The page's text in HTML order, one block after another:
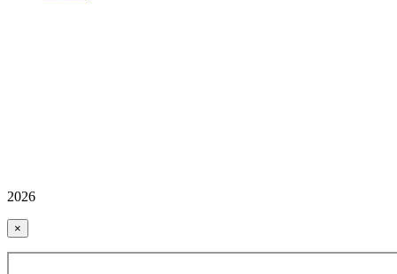
2026
×